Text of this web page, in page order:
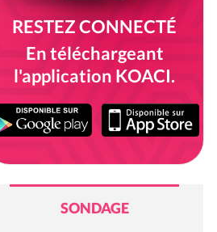
RESTEZ CONNECTÉ
En téléchargeant
l'application KOACI.
SONDAGE